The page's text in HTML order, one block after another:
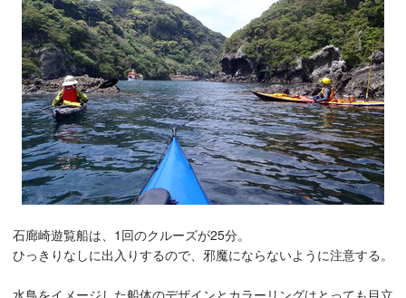
石廊崎遊覧船は、1回のクルーズが25分。
ひっきりなしに出入りするので、邪魔にならないように注意する。